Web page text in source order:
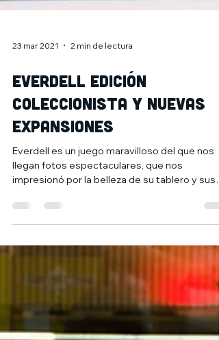
23 mar 2021 2 min de lectura
Everdell edición
coleccionista y nuevas
Everdell es un juego maravilloso del que nos
llegan fotos espectaculares, que nos
impresionó por la belleza de su tablero y sus